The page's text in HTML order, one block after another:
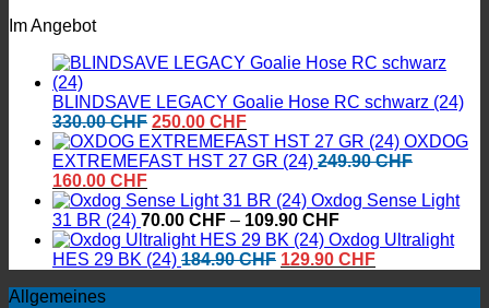
Im Angebot
BLINDSAVE LEGACY Goalie Hose RC schwarz (24)
330.00CHF Ursprünglicher
Preis
war:
250.00 CHFAktueller
Preis
ist:
OXDOG
EXTREMEFAST HST 27 GR (24) 249.90CHF
Ursprünglicher
Preis
war:
249.90 CHF
160.00 CHFAktueller
Preis
ist:
160.00 CHF.
Oxdog Sense Light
31 BR (24) 70.00 CHF – 109.90 CHFPreisspanne:
70.00 CHF
bis
Oxdog Ultralight
HES 29 BK (24) 184.90CHF Ursprünglicher
129.90 CHFAktueller
Allgemeines